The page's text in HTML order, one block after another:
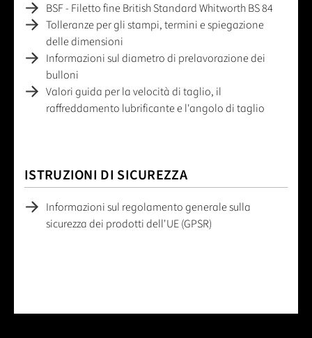
BSF - Filetto fine British Standard Whitworth BS 84
Tolleranze per gli stampi, termini e spiegazione
delle dimensioni
Informazioni sul diametro di prelavorazione dei
bulloni
Valori guida per la velocità di taglio, il
raffreddamento lubrificante e l'angolo di taglio
ISTRUZIONI DI SICUREZZA
Informazioni sul regolamento generale sulla
sicurezza dei prodotti dell'UE (GPSR)